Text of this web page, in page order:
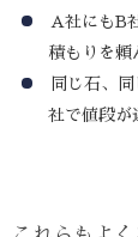
A社にもB
積もりを頼
同じ石、
社で値段が